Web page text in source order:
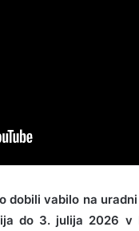
dobili vabilo na
do 3. julija 2026 v